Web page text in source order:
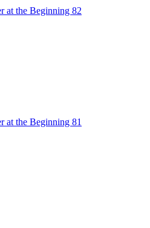
at the Beginning 82
at the Beginning 81